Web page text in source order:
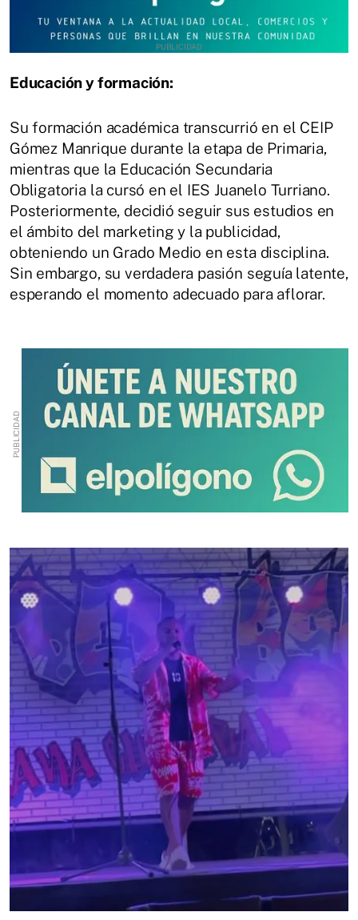
Educación y formación:
Su formación académica transcurrió en el CEIP
Gómez Manrique durante la etapa de Primaria,
mientras que la Educación Secundaria
Obligatoria la cursó en el IES Juanelo Turriano.
Posteriormente, decidió seguir sus estudios en
el ámbito del marketing y la publicidad,
obteniendo un Grado Medio en esta disciplina.
Sin embargo, su verdadera pasión seguía latente,
esperando el momento adecuado para aflorar.